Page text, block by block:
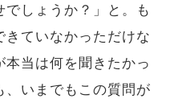
でしょうか？」と。も
きていなかっただけな
当は何を聞きたかっ
、いまでもこの質問が